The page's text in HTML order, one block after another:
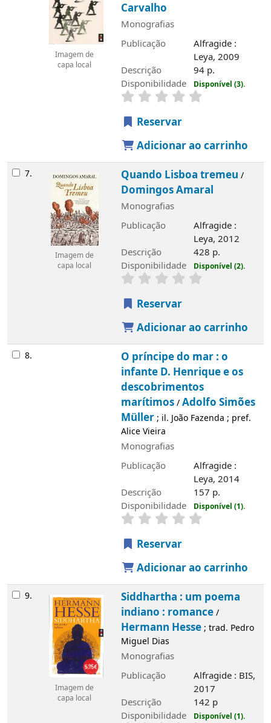
Imagem de
capa local
Carvalho
Monografias
Publicação
Alfragide :
Leya, 2009
Descrição
94 p.
Disponibilidade
Disponível (3).
Reservar
Adicionar ao carrinho
7.
Imagem de
capa local
Quando Lisboa tremeu /
Domingos Amaral
Monografias
Publicação
Alfragide :
Leya, 2012
Descrição
428 p.
Disponibilidade
Disponível (2).
Reservar
Adicionar ao carrinho
8.
O príncipe do mar : o
infante D. Henrique e os
descobrimentos
marítimos/Adolfo Simões
Müller; il. João Fazenda ; pref.
Alice Vieira
Monografias
Publicação
Alfragide :
Leya, 2014
Descrição
157 p.
Disponibilidade
Disponível (1).
Reservar
Adicionar ao carrinho
9.
Imagem de
capa local
Siddhartha : um poema
indiano : romance/
Hermann Hesse; trad. Pedro
Miguel Dias
Monografias
Publicação
Alfragide : BIS,
2017
Descrição
142 p
Disponibilidade
Disponível (1).